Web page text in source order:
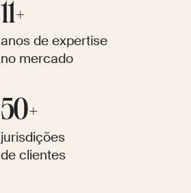
11+
anos de expertise
no mercado
50+
jurisdições
de clientes